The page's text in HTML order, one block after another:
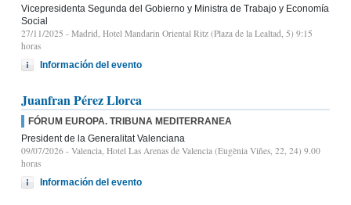
Vicepresidenta Segunda del Gobierno y Ministra de Trabajo y Economía
Social
27/11/2025 - Madrid, Hotel Mandarin Oriental Ritz (Plaza de la Lealtad, 5) 9:15
horas
Información del evento
Juanfran Pérez Llorca
FÓRUM EUROPA. TRIBUNA MEDITERRANEA
President de la Generalitat Valenciana
09/07/2026 - Valencia, Hotel Las Arenas de Valencia (Eugènia Viñes, 22, 24) 9.00
horas
Información del evento